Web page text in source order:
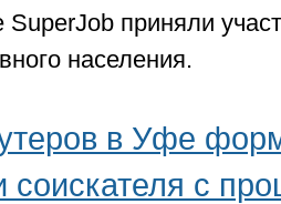
приняли
населения.
в Уфе
соискателя с